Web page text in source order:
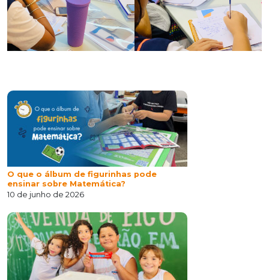
O que o álbum de figurinhas pode
ensinar sobre Matemática?
10 de junho de 2026